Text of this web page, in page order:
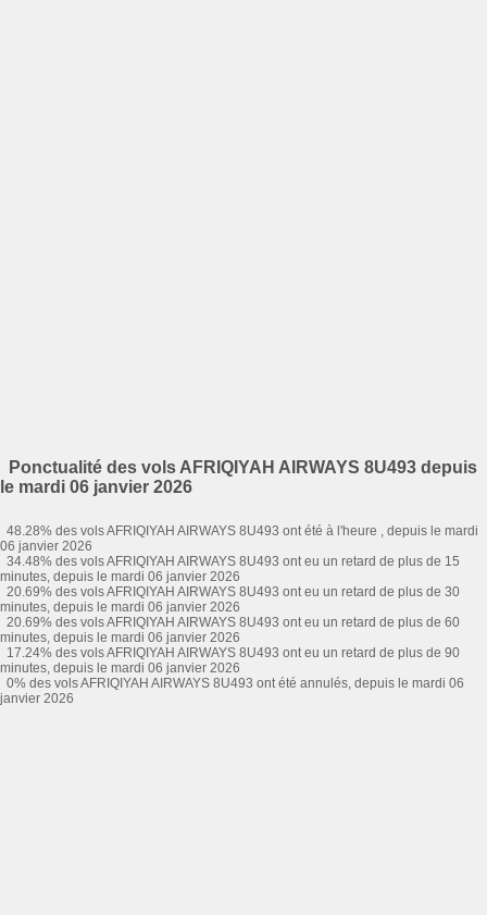
Ponctualité des vols AFRIQIYAH AIRWAYS 8U493 depuis
le mardi 06 janvier 2026
48.28% des vols AFRIQIYAH AIRWAYS 8U493 ont été à l'heure , depuis le mardi
06 janvier 2026
34.48% des vols AFRIQIYAH AIRWAYS 8U493 ont eu un retard de plus de 15
minutes, depuis le mardi 06 janvier 2026
20.69% des vols AFRIQIYAH AIRWAYS 8U493 ont eu un retard de plus de 30
minutes, depuis le mardi 06 janvier 2026
20.69% des vols AFRIQIYAH AIRWAYS 8U493 ont eu un retard de plus de 60
minutes, depuis le mardi 06 janvier 2026
17.24% des vols AFRIQIYAH AIRWAYS 8U493 ont eu un retard de plus de 90
minutes, depuis le mardi 06 janvier 2026
0% des vols AFRIQIYAH AIRWAYS 8U493 ont été annulés, depuis le mardi 06
janvier 2026